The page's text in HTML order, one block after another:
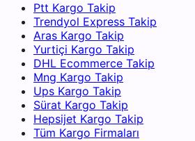
Ptt Kargo Takip
Trendyol Express Takip
Aras Kargo Takip
Yurtiçi Kargo Takip
DHL Ecommerce Takip
Mng Kargo Takip
Ups Kargo Takip
Sürat Kargo Takip
Hepsijet Kargo Takip
Tüm Kargo Firmaları